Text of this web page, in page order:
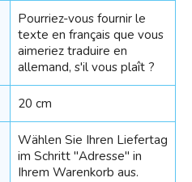
Pourriez-vous fournir le
texte en français que vous
aimeriez traduire en
allemand, s'il vous plaît ?
20 cm
Wählen Sie Ihren Liefertag
im Schritt "Adresse" in
Ihrem Warenkorb aus.